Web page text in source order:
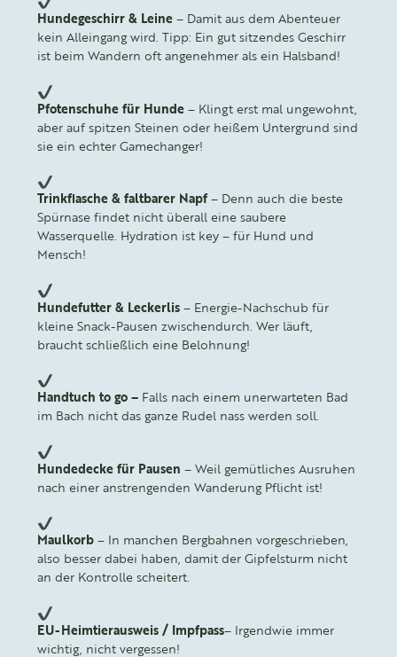
Hundegeschirr & Leine – Damit aus dem Abenteuer
kein Alleingang wird. Tipp: Ein gut sitzendes Geschirr
ist beim Wandern oft angenehmer als ein Halsband!
Pfotenschuhe für Hunde – Klingt erst mal ungewohnt,
aber auf spitzen Steinen oder heißem Untergrund sind
sie ein echter Gamechanger!
Trinkflasche & faltbarer Napf – Denn auch die beste
Spürnase findet nicht überall eine saubere
Wasserquelle. Hydration ist key – für Hund und
Mensch!
Hundefutter & Leckerlis – Energie-Nachschub für
kleine Snack-Pausen zwischendurch. Wer läuft,
braucht schließlich eine Belohnung!
Handtuch to go – Falls nach einem unerwarteten Bad
im Bach nicht das ganze Rudel nass werden soll.
Hundedecke für Pausen – Weil gemütliches Ausruhen
nach einer anstrengenden Wanderung Pflicht ist!
Maulkorb – In manchen Bergbahnen vorgeschrieben,
also besser dabei haben, damit der Gipfelsturm nicht
an der Kontrolle scheitert.
EU-Heimtierausweis / Impfpass– Irgendwie immer
wichtig, nicht vergessen!